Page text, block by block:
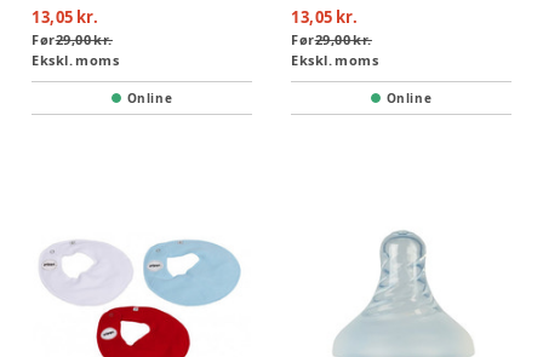
13,05 kr.
Før29,00 kr.
Ekskl. moms
Online
13,05 kr.
Før29,00 kr.
Ekskl. moms
Online